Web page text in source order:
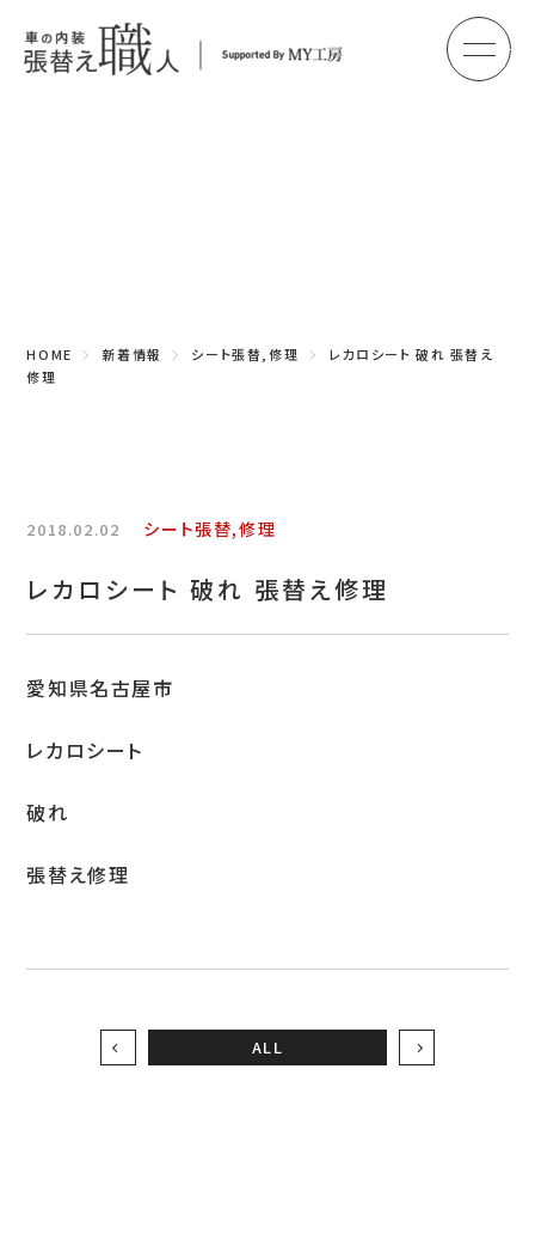
メ
その他
お問い合わせ
特定商取引表示
Tel.052-382-1913
HOME 新着情報 シート張替,修理
レカロシート 破れ 張替え
修理
2018.02.02 シート張替,修理
レカロシート 破れ 張替え修理
愛知県名古屋市
レカロシート
破れ
張替え修理
ALL